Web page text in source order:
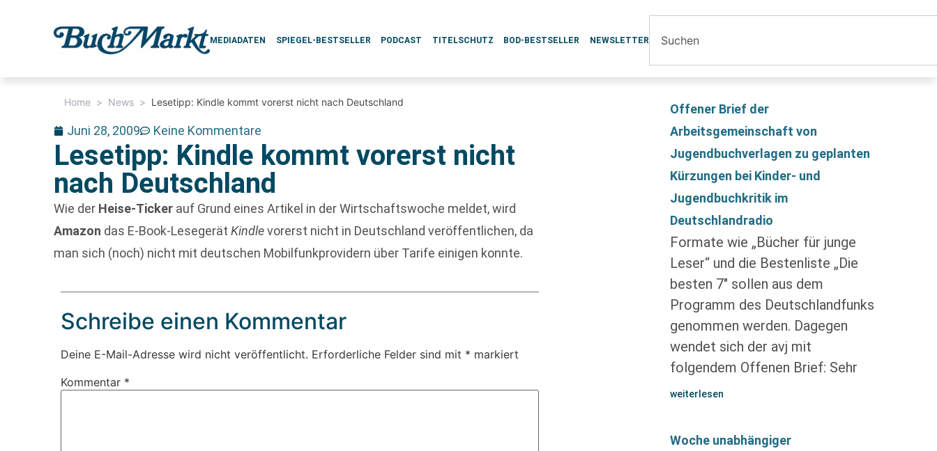
MEDIADATEN SPIEGEL-BESTSELLER PODCAST TITELSCHUTZ BOD-BESTSELLER NEWSLETTER
Home > News > Lesetipp: Kindle kommt vorerst nicht nach Deutschland
Juni 28, 2009 Keine Kommentare
Lesetipp: Kindle kommt vorerst nicht
nach Deutschland
Wie der Heise-Ticker auf Grund eines Artikel in der Wirtschaftswoche meldet, wird
Amazon das E-Book-LesegerätKindlevorerst nicht in Deutschland veröffentlichen, da
man sich (noch) nicht mit deutschen Mobilfunkprovidern über Tarife einigen konnte.
Schreibe einen Kommentar
Deine E-Mail-Adresse wird nicht veröffentlicht. Erforderliche Felder sind mit * markiert
Kommentar *
Offener Brief der
Arbeitsgemeinschaft von
Jugendbuchverlagen zu geplanten
Kürzungen bei Kinder- und
Jugendbuchkritik im
Deutschlandradio
Formate wie „Bücher für junge
Leser“ und die Bestenliste „Die
besten 7″ sollen aus dem
Programm des Deutschlandfunks
genommen werden. Dagegen
wendet sich der avj mit
folgendem Offenen Brief: Sehr
weiterlesen
Woche unabhängiger